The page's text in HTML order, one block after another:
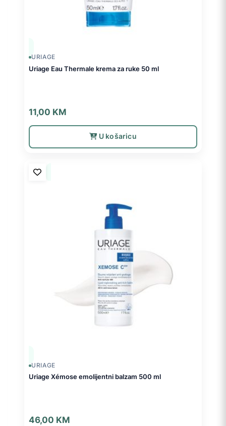
URIAGE
Uriage Eau Thermale krema za ruke 50 ml
11,00 KM
U košaricu
URIAGE
Uriage Xémose emolijentni balzam 500 ml
46,00 KM